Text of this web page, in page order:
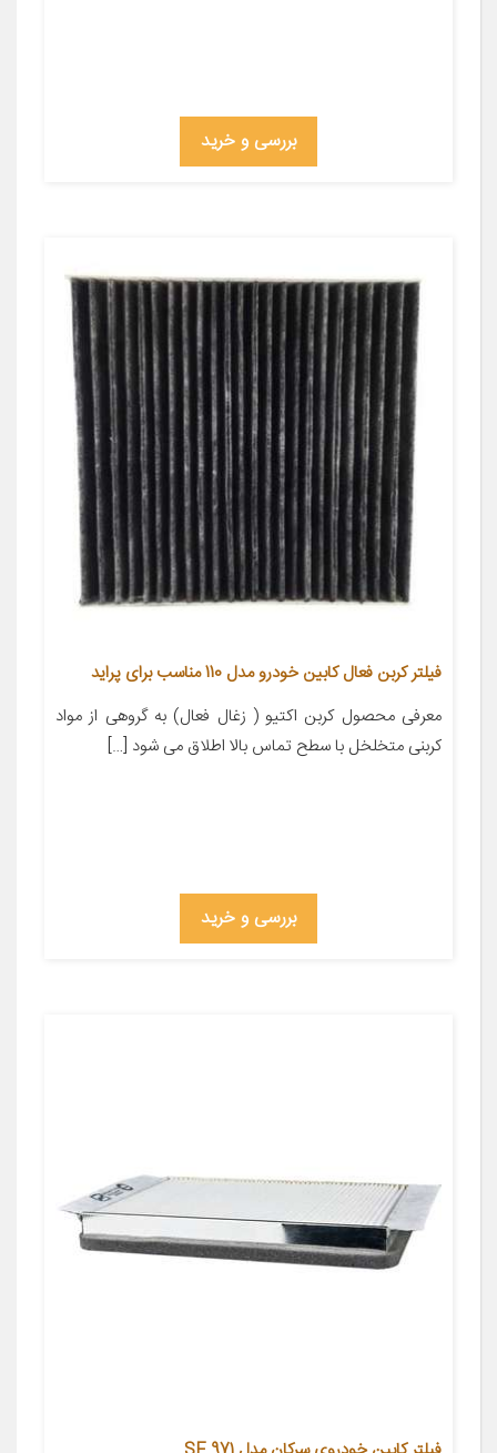
بررسی و خرید
فیلتر کربن فعال کابین خودرو مدل 110 مناسب برای پراید
معرفی محصول کربن اکتیو ( زغال فعال) به گروهی از مواد
کربنی متخلخل با سطح تماس بالا اطلاق می شود […]
بررسی و خرید